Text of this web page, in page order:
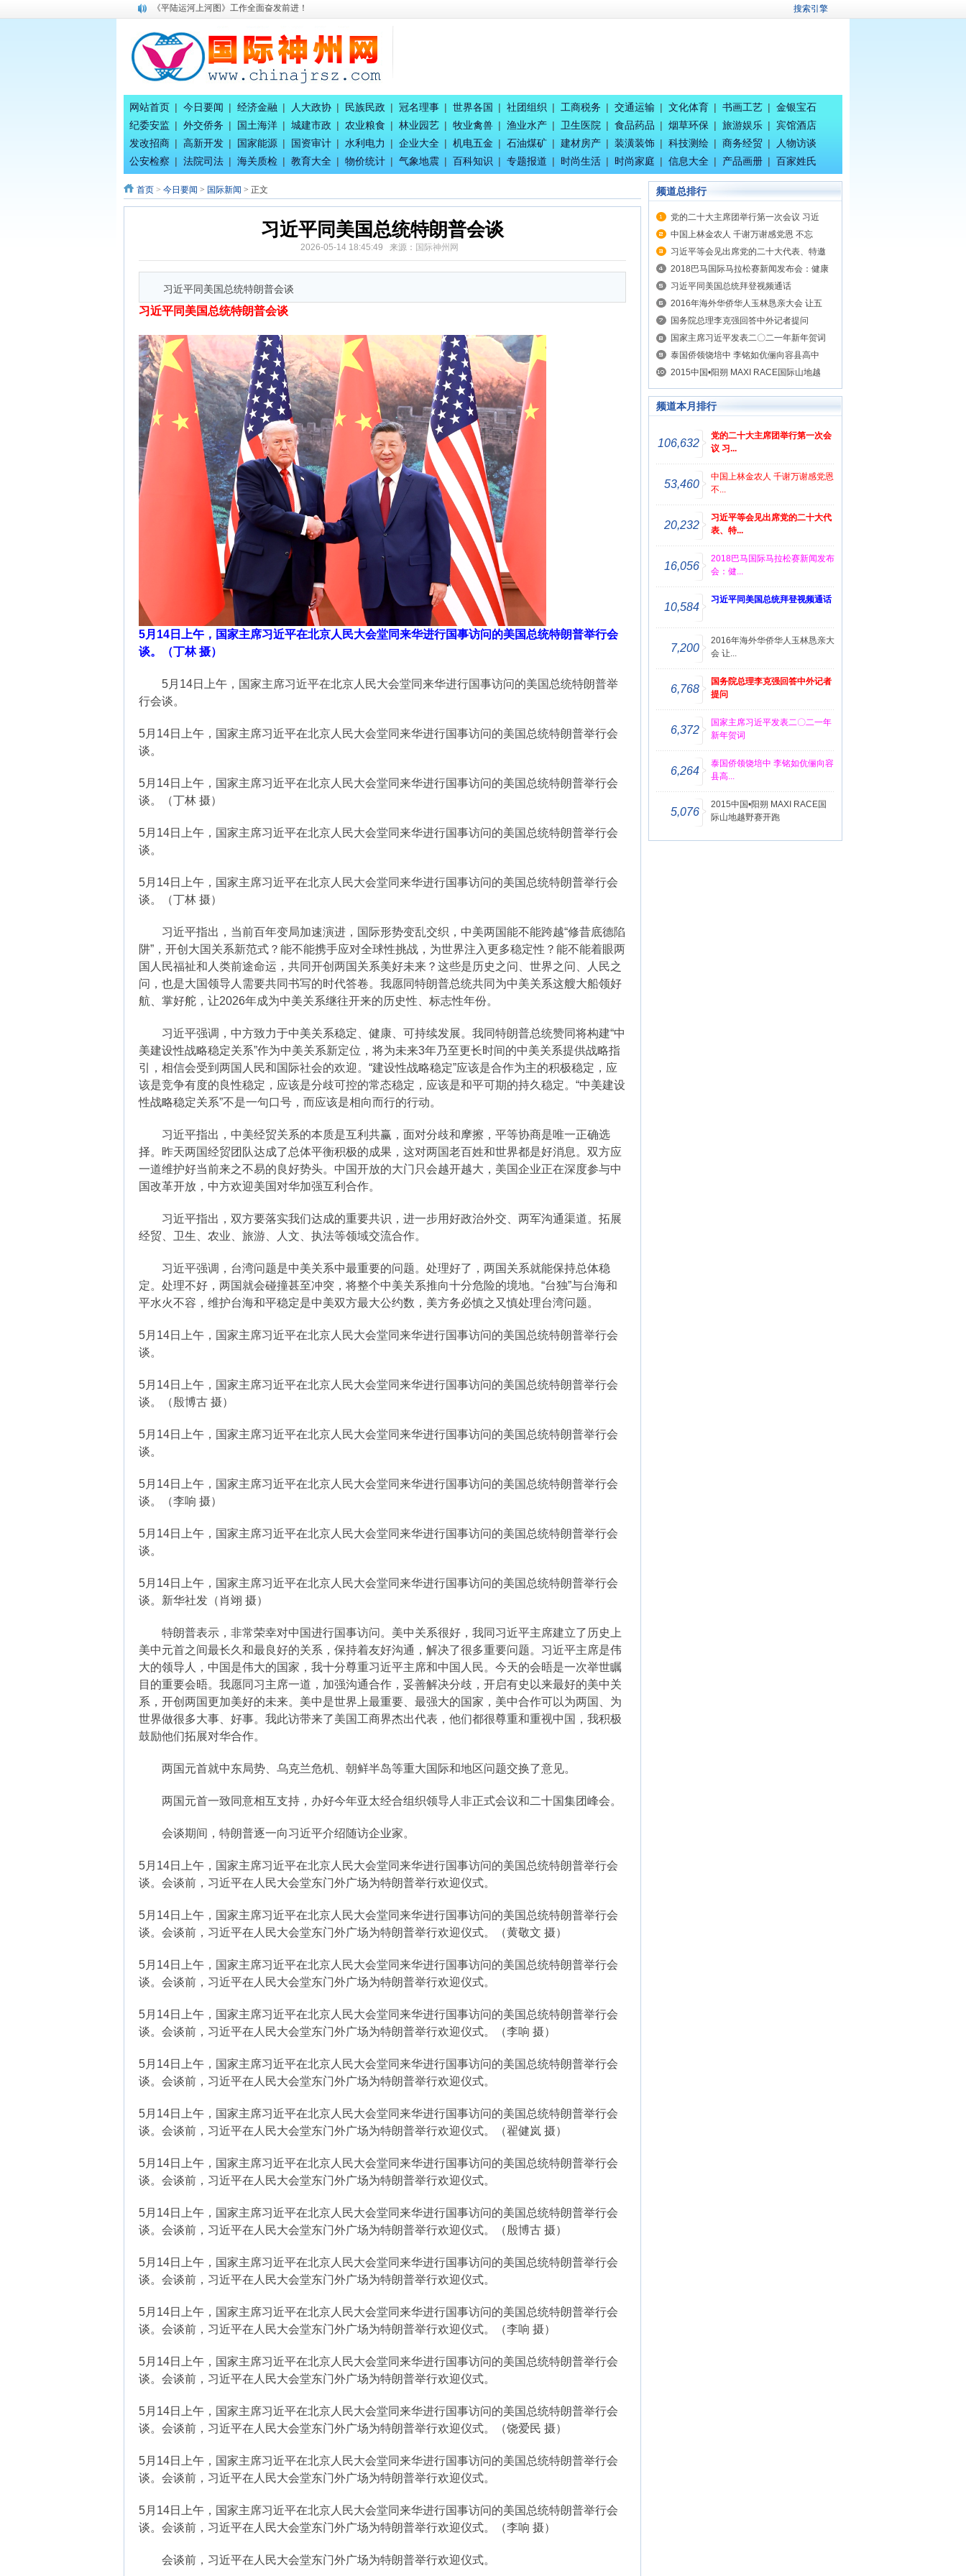
《平陆运河上河图》工作全面奋发前进！
广西八一退役军人文工团团代会在南宁隆重召开
唐国宣采访雷锋协会会长巫相科先生
习近平同美国总统特朗普会谈
习近平同美国总统特朗普参观天坛
唐国宣 出席八桂孔雀宴开业盛典活动
广西八一退役军人文工团为健康家氧舱智慧生活赋能
百家姓合作互助创业交流会首期在南宁隆重召开
搜索引擎
网站首页 | 今日要闻 | 经济金融 | 人大政协 | 民族民政 | 冠名理事 | 世界各国 | 社团组织 | 工商税务 | 交通运输 | 文化体育 | 书画工艺 | 金银宝石
纪委安监 | 外交侨务 | 国土海洋 | 城建市政 | 农业粮食 | 林业园艺 | 牧业禽兽 | 渔业水产 | 卫生医院 | 食品药品 | 烟草环保 | 旅游娱乐 | 宾馆酒店
发改招商 | 高新开发 | 国家能源 | 国资审计 | 水利电力 | 企业大全 | 机电五金 | 石油煤矿 | 建材房产 | 装潢装饰 | 科技测绘 | 商务经贸 |
人物访谈
公安检察 | 法院司法 | 海关质检 | 教育大全 | 物价统计 | 气象地震 | 百科知识 | 专题报道 | 时尚生活 | 时尚家庭 | 信息大全 | 产品画册 | 百家姓氏
首页 > 今日要闻 > 国际新闻 > 正文
习近平同美国总统特朗普会谈
2026-05-14 18:45:49 来源： 国际神州网
习近平同美国总统特朗普会谈
习近平同美国总统特朗普会谈
5月14日上午，国家主席习近平在北京人民大会堂同来华进行国事访问的美国总统特朗普举行会
谈。（丁林 摄）
5月14日上午，国家主席习近平在北京人民大会堂同来华进行国事访问的美国总统特朗普举
行会谈。
5月14日上午，国家主席习近平在北京人民大会堂同来华进行国事访问的美国总统特朗普举行会
谈。
5月14日上午，国家主席习近平在北京人民大会堂同来华进行国事访问的美国总统特朗普举行会
谈。（丁林 摄）
5月14日上午，国家主席习近平在北京人民大会堂同来华进行国事访问的美国总统特朗普举行会
谈。
5月14日上午，国家主席习近平在北京人民大会堂同来华进行国事访问的美国总统特朗普举行会
谈。（丁林 摄）
习近平指出，当前百年变局加速演进，国际形势变乱交织，中美两国能不能跨越“修昔底德陷
阱”，开创大国关系新范式？能不能携手应对全球性挑战，为世界注入更多稳定性？能不能着眼两
国人民福祉和人类前途命运，共同开创两国关系美好未来？这些是历史之问、世界之问、人民之
问，也是大国领导人需要共同书写的时代答卷。我愿同特朗普总统共同为中美关系这艘大船领好
航、掌好舵，让2026年成为中美关系继往开来的历史性、标志性年份。
习近平强调，中方致力于中美关系稳定、健康、可持续发展。我同特朗普总统赞同将构建“中
美建设性战略稳定关系”作为中美关系新定位，将为未来3年乃至更长时间的中美关系提供战略指
引，相信会受到两国人民和国际社会的欢迎。“建设性战略稳定”应该是合作为主的积极稳定，应
该是竞争有度的良性稳定，应该是分歧可控的常态稳定，应该是和平可期的持久稳定。“中美建设
性战略稳定关系”不是一句口号，而应该是相向而行的行动。
习近平指出，中美经贸关系的本质是互利共赢，面对分歧和摩擦，平等协商是唯一正确选
择。昨天两国经贸团队达成了总体平衡积极的成果，这对两国老百姓和世界都是好消息。双方应
一道维护好当前来之不易的良好势头。中国开放的大门只会越开越大，美国企业正在深度参与中
国改革开放，中方欢迎美国对华加强互利合作。
习近平指出，双方要落实我们达成的重要共识，进一步用好政治外交、两军沟通渠道。拓展
经贸、卫生、农业、旅游、人文、执法等领域交流合作。
习近平强调，台湾问题是中美关系中最重要的问题。处理好了，两国关系就能保持总体稳
定。处理不好，两国就会碰撞甚至冲突，将整个中美关系推向十分危险的境地。“台独”与台海和
平水火不容，维护台海和平稳定是中美双方最大公约数，美方务必慎之又慎处理台湾问题。
5月14日上午，国家主席习近平在北京人民大会堂同来华进行国事访问的美国总统特朗普举行会
谈。
5月14日上午，国家主席习近平在北京人民大会堂同来华进行国事访问的美国总统特朗普举行会
谈。（殷博古 摄）
5月14日上午，国家主席习近平在北京人民大会堂同来华进行国事访问的美国总统特朗普举行会
谈。
5月14日上午，国家主席习近平在北京人民大会堂同来华进行国事访问的美国总统特朗普举行会
谈。（李响 摄）
5月14日上午，国家主席习近平在北京人民大会堂同来华进行国事访问的美国总统特朗普举行会
谈。
5月14日上午，国家主席习近平在北京人民大会堂同来华进行国事访问的美国总统特朗普举行会
谈。新华社发（肖翊 摄）
特朗普表示，非常荣幸对中国进行国事访问。美中关系很好，我同习近平主席建立了历史上
美中元首之间最长久和最良好的关系，保持着友好沟通，解决了很多重要问题。习近平主席是伟
大的领导人，中国是伟大的国家，我十分尊重习近平主席和中国人民。今天的会晤是一次举世瞩
目的重要会晤。我愿同习主席一道，加强沟通合作，妥善解决分歧，开启有史以来最好的美中关
系，开创两国更加美好的未来。美中是世界上最重要、最强大的国家，美中合作可以为两国、为
世界做很多大事、好事。我此访带来了美国工商界杰出代表，他们都很尊重和重视中国，我积极
鼓励他们拓展对华合作。
两国元首就中东局势、乌克兰危机、朝鲜半岛等重大国际和地区问题交换了意见。
两国元首一致同意相互支持，办好今年亚太经合组织领导人非正式会议和二十国集团峰会。
会谈期间，特朗普逐一向习近平介绍随访企业家。
5月14日上午，国家主席习近平在北京人民大会堂同来华进行国事访问的美国总统特朗普举行会
谈。会谈前，习近平在人民大会堂东门外广场为特朗普举行欢迎仪式。
5月14日上午，国家主席习近平在北京人民大会堂同来华进行国事访问的美国总统特朗普举行会
谈。会谈前，习近平在人民大会堂东门外广场为特朗普举行欢迎仪式。（黄敬文 摄）
5月14日上午，国家主席习近平在北京人民大会堂同来华进行国事访问的美国总统特朗普举行会
谈。会谈前，习近平在人民大会堂东门外广场为特朗普举行欢迎仪式。
5月14日上午，国家主席习近平在北京人民大会堂同来华进行国事访问的美国总统特朗普举行会
谈。会谈前，习近平在人民大会堂东门外广场为特朗普举行欢迎仪式。（李响 摄）
5月14日上午，国家主席习近平在北京人民大会堂同来华进行国事访问的美国总统特朗普举行会
谈。会谈前，习近平在人民大会堂东门外广场为特朗普举行欢迎仪式。
5月14日上午，国家主席习近平在北京人民大会堂同来华进行国事访问的美国总统特朗普举行会
谈。会谈前，习近平在人民大会堂东门外广场为特朗普举行欢迎仪式。（翟健岚 摄）
5月14日上午，国家主席习近平在北京人民大会堂同来华进行国事访问的美国总统特朗普举行会
谈。会谈前，习近平在人民大会堂东门外广场为特朗普举行欢迎仪式。
5月14日上午，国家主席习近平在北京人民大会堂同来华进行国事访问的美国总统特朗普举行会
谈。会谈前，习近平在人民大会堂东门外广场为特朗普举行欢迎仪式。（殷博古 摄）
5月14日上午，国家主席习近平在北京人民大会堂同来华进行国事访问的美国总统特朗普举行会
谈。会谈前，习近平在人民大会堂东门外广场为特朗普举行欢迎仪式。
5月14日上午，国家主席习近平在北京人民大会堂同来华进行国事访问的美国总统特朗普举行会
谈。会谈前，习近平在人民大会堂东门外广场为特朗普举行欢迎仪式。（李响 摄）
5月14日上午，国家主席习近平在北京人民大会堂同来华进行国事访问的美国总统特朗普举行会
谈。会谈前，习近平在人民大会堂东门外广场为特朗普举行欢迎仪式。
5月14日上午，国家主席习近平在北京人民大会堂同来华进行国事访问的美国总统特朗普举行会
谈。会谈前，习近平在人民大会堂东门外广场为特朗普举行欢迎仪式。（饶爱民 摄）
5月14日上午，国家主席习近平在北京人民大会堂同来华进行国事访问的美国总统特朗普举行会
谈。会谈前，习近平在人民大会堂东门外广场为特朗普举行欢迎仪式。
5月14日上午，国家主席习近平在北京人民大会堂同来华进行国事访问的美国总统特朗普举行会
谈。会谈前，习近平在人民大会堂东门外广场为特朗普举行欢迎仪式。（李响 摄）
会谈前，习近平在人民大会堂东门外广场为特朗普举行欢迎仪式。
频道总排行
党的二十大主席团举行第一次会议 习近
中国上林金农人 千谢万谢感党恩 不忘
习近平等会见出席党的二十大代表、特邀
2018巴马国际马拉松赛新闻发布会：健康
习近平同美国总统拜登视频通话
2016年海外华侨华人玉林恳亲大会 让五
国务院总理李克强回答中外记者提问
国家主席习近平发表二〇二一年新年贺词
泰国侨领饶培中 李铭如伉俪向容县高中
2015中国•阳朔 MAXI RACE国际山地越
频道本月排行
106,632
党的二十大主席团举行第一次会
议 习...
53,460
中国上林金农人 千谢万谢感党恩
不...
20,232
习近平等会见出席党的二十大代
表、特...
16,056
2018巴马国际马拉松赛新闻发布
会：健...
10,584
习近平同美国总统拜登视频通话
7,200
2016年海外华侨华人玉林恳亲大
会 让...
6,768
国务院总理李克强回答中外记者
提问
6,372
国家主席习近平发表二〇二一年
新年贺词
6,264
泰国侨领饶培中 李铭如伉俪向容
县高...
5,076
2015中国•阳朔 MAXI RACE国
际山地越野赛开跑